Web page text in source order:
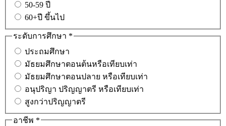
50-59 ปี
60+ปี ขึ้นไป
ระดับการศึกษา *
ประถมศึกษา
มัธยมศึกษาตอนต้นหรือเทียบเท่า
มัธยมศึกษาตอนปลาย หรือเทียบเท่า
อนุปริญา ปริญญาตรี หรือเทียบเท่า
สูงกว่าปริญญาตรี
อาชีพ *